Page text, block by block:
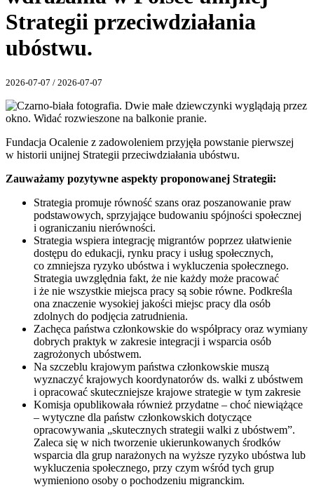
Strategii przeciwdziałania
ubóstwu.
2026-07-07 / 2026-07-07
Fundacja Ocalenie z zadowoleniem przyjęła powstanie pierwszej
w historii unijnej Strategii przeciwdziałania ubóstwu.
Zauważamy pozytywne aspekty proponowanej Strategii:
Strategia promuje równość szans oraz poszanowanie praw
podstawowych, sprzyjające budowaniu spójności społecznej
i ograniczaniu nierówności.
Strategia wspiera integrację migrantów poprzez ułatwienie
dostępu do edukacji, rynku pracy i usług społecznych,
co zmniejsza ryzyko ubóstwa i wykluczenia społecznego.
Strategia uwzględnia fakt, że nie każdy może pracować
i że nie wszystkie miejsca pracy są sobie równe. Podkreśla
ona znaczenie wysokiej jakości miejsc pracy dla osób
zdolnych do podjęcia zatrudnienia.
Zachęca państwa członkowskie do współpracy oraz wymiany
dobrych praktyk w zakresie integracji i wsparcia osób
zagrożonych ubóstwem.
Na szczeblu krajowym państwa członkowskie muszą
wyznaczyć krajowych koordynatorów ds. walki z ubóstwem
i opracować skuteczniejsze krajowe strategie w tym zakresie
Komisja opublikowała również przydatne – choć niewiążące
– wytyczne dla państw członkowskich dotyczące
opracowywania „skutecznych strategii walki z ubóstwem”.
Zaleca się w nich tworzenie ukierunkowanych środków
wsparcia dla grup narażonych na wyższe ryzyko ubóstwa lub
wykluczenia społecznego, przy czym wśród tych grup
wymieniono osoby o pochodzeniu migranckim.